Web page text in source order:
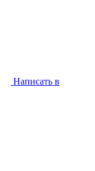
Написать в